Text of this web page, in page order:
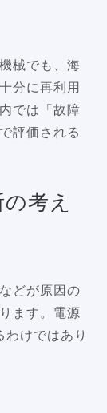
械でも、海
分に再利用
では「故障
評価される
考え
どが原因の
ます。電源
けではあり